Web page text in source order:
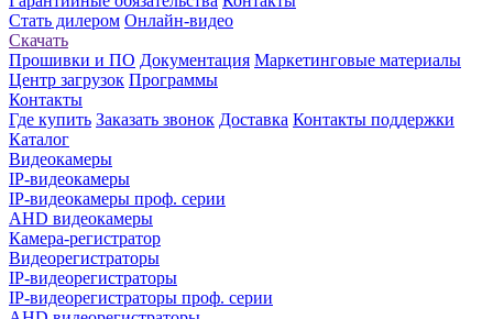
Стать дилером Онлайн-видео
Скачать
Прошивки и ПО Документация Маркетинговые материалы
Центр загрузок Программы
Контакты
Где купить Заказать звонок Доставка Контакты поддержки
Каталог
Видеокамеры
IP-видеокамеры
IP-видеокамеры проф. серии
AHD видеокамеры
Камера-регистратор
Видеорегистраторы
IP-видеорегистраторы
IP-видеорегистраторы проф. серии